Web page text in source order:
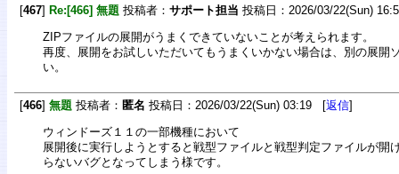
[467] Re:[466] 無題 投稿者： サポート担当 投稿日：2026/03/22(Sun)
ZIPファイルの展開がうまくできていないことが考えられます。
再度、展開をお試しいただいてもうまくいかない場合は、別の展開
い。
[466] 無題 投稿者： 匿名 投稿日：2026/03/22(Sun) 03:19 [返信]
ウィンドーズ１１の一部機種において
展開後に実行しようとすると戦型ファイルと戦型判定ファイルが開
らないバグとなってしまう様です。